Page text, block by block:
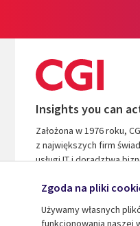
Insights you can
Założona w 1976 roku,
z największych firm
usługi IT i doradztwa
na wnioski i wyniki, aby
zwrot z Twoich inwestycji.
Zgoda na pliki
Używamy własnych
funkcjonowania naszej